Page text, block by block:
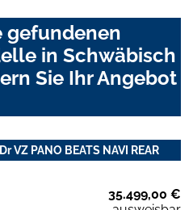
gefundenen
in Schwäbisch
Sie Ihr Angebot
VZ PANO BEATS NAVI REAR
35.499,00 €